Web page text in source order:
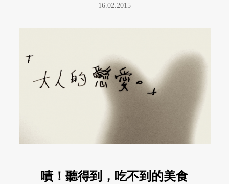
16.02.2015
嘖！聽得到，吃不到的美食